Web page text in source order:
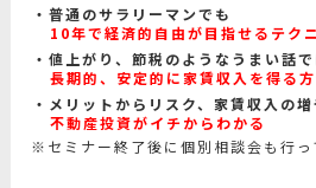
普通のサラリーマンでも
10年で経済的自由が目指せるテク
値上がり、節税のようなうまい話で
長期的、安定的に家賃収入を得る
メリットからリスク、家賃収入の
不動産投資がイチからわかる
※セミナー終了後に個別相談会も行っ